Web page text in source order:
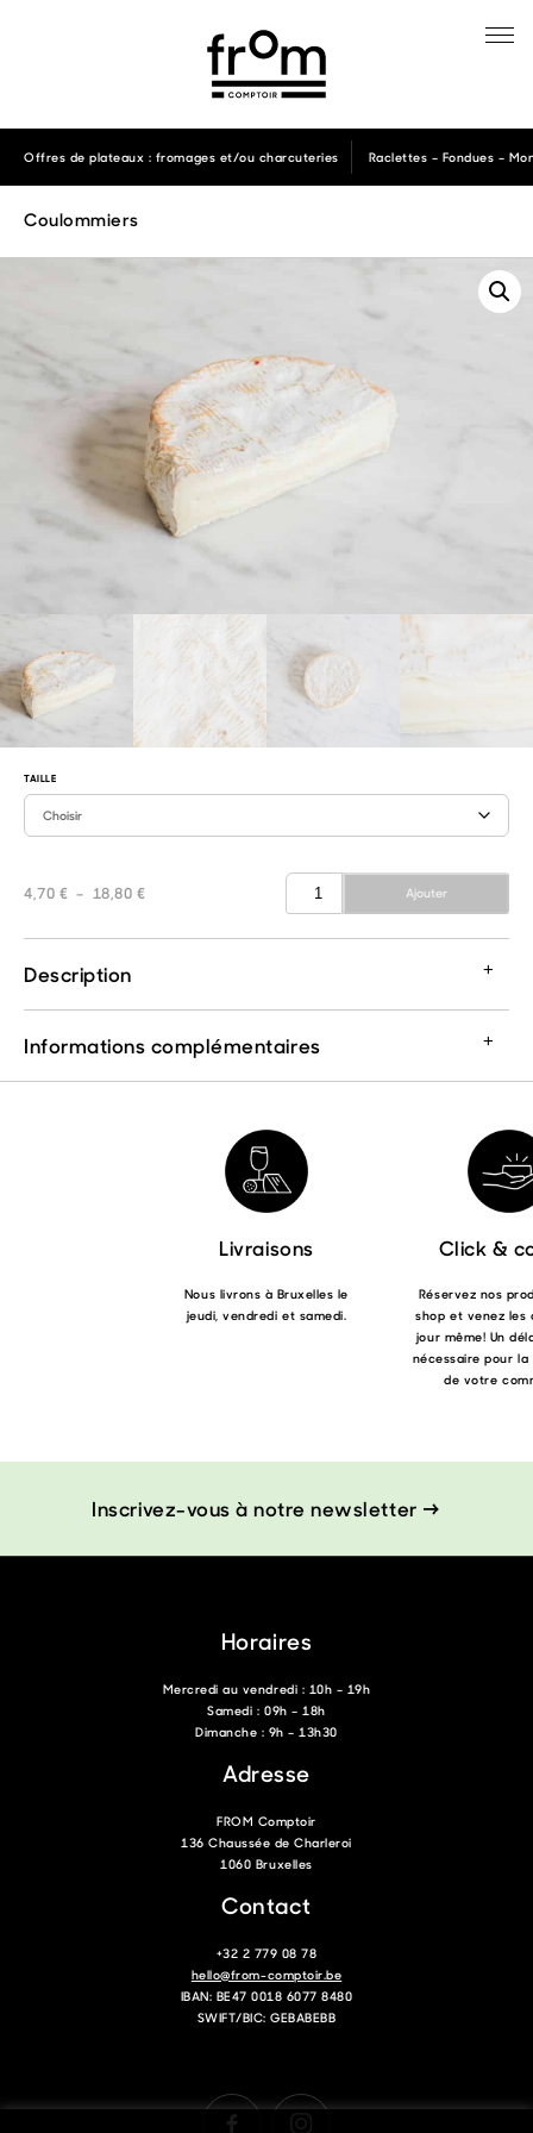
Offres de plateaux : fromages et/ou charcuteries Raclettes – Fondues –
Coulommiers
TAILLE
4,70 € – 18,80 €Plage
quantité
Ajouter
Description
Informations complémentaires
Livraisons
Nous livrons à Bruxelles le
jeudi, vendredi et samedi.
Click &
Réservez nos
shop et venez les
jour même! Un
nécessaire pour
de votre
Inscrivez-vous à notre newsletter →
Horaires
Mercredi au vendredi : 10h – 19h
Samedi : 09h – 18h
Dimanche : 9h – 13h30
Adresse
FROM Comptoir
136 Chaussée de Charleroi
1060 Bruxelles
Contact
+32 2 779 08 78
hello@from-comptoir.be
IBAN: BE47 0018 6077 8480
SWIFT/BIC: GEBABEBB